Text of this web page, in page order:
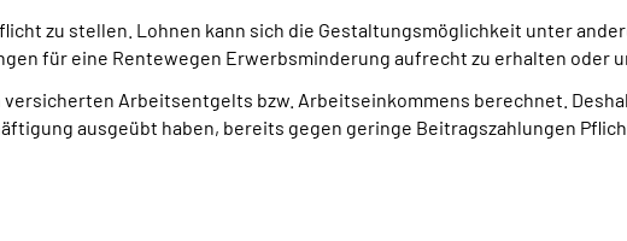
zu stellen. Lohnen kann sich die Gestaltungsmöglichkeit unter
für eine Rentewegen Erwerbsminderung aufrecht zu erhalten oder
versicherten Arbeitsentgelts bzw. Arbeitseinkommens berechnet.
ausgeübt haben, bereits gegen geringe Beitragszahlungen